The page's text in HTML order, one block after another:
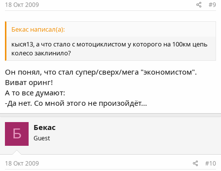
18 Окт 2009 #9
Бекас написал(а):
кыся13, а что стало с мотоциклистом у которого на 100км цепь
колесо заклинило?
Он понял, что стал супер/сверх/мега "экономистом".
Виват оринг!
А то все думают:
-Да нет. Со мной этого не произойдёт...
Б Бекас
Guest
18 Окт 2009 #10